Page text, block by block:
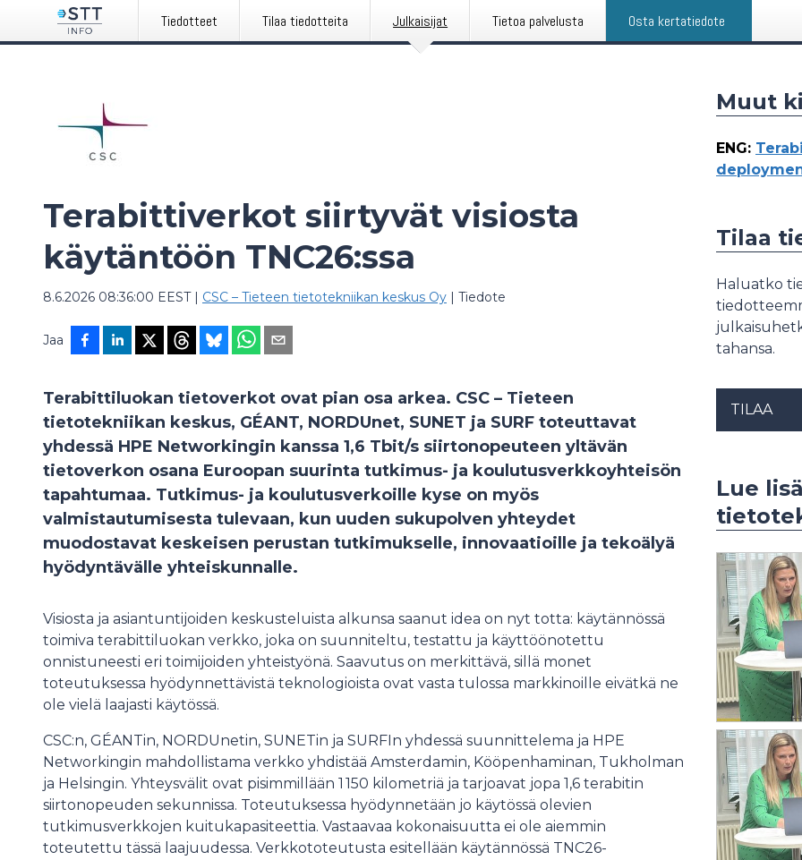
Tiedotteet Tilaa tiedotteita Julkaisijat Tietoa palvelusta Osta kertatiedote
Terabittiverkot siirtyvät visiosta
käytäntöön TNC26:ssa
8.6.2026 08:36:00 EEST| CSC – Tieteen tietotekniikan keskus Oy | Tiedote
Jaa
Terabittiluokan tietoverkot ovat pian osa arkea. CSC – Tieteen
tietotekniikan keskus, GÉANT, NORDUnet, SUNET ja SURF toteuttavat
yhdessä HPE Networkingin kanssa 1,6 Tbit/s siirtonopeuteen yltävän
tietoverkon osana Euroopan suurinta tutkimus- ja koulutusverkkoyhteisön
tapahtumaa. Tutkimus- ja koulutusverkoille kyse on myös
valmistautumisesta tulevaan, kun uuden sukupolven yhteydet
muodostavat keskeisen perustan tutkimukselle, innovaatioille ja tekoälyä
hyödyntävälle yhteiskunnalle.
Visiosta ja asiantuntijoiden keskusteluista alkunsa saanut idea on nyt totta: käytännössä
toimiva terabittiluokan verkko, joka on suunniteltu, testattu ja käyttöönotettu
onnistuneesti eri toimijoiden yhteistyönä. Saavutus on merkittävä, sillä monet
toteutuksessa hyödynnettävistä teknologioista ovat vasta tulossa markkinoille eivätkä ne
ole vielä laajasti käytössä.
CSC:n, GÉANTin, NORDUnetin, SUNETin ja SURFIn yhdessä suunnittelema ja HPE
Networkingin mahdollistama verkko yhdistää Amsterdamin, Kööpenhaminan, Tukholman
ja Helsingin. Yhteysvälit ovat pisimmillään 1 150 kilometriä ja tarjoavat jopa 1,6 terabitin
siirtonopeuden sekunnissa. Toteutuksessa hyödynnetään jo käytössä olevien
tutkimusverkkojen kuitukapasiteettia. Vastaavaa kokonaisuutta ei ole aiemmin
toteutettu tässä laajuudessa. Verkkototeutusta esitellään käytännössä TNC26-
Muut
ENG:
Tilaa
Haluatko
tahansa.
TILAA
Lue